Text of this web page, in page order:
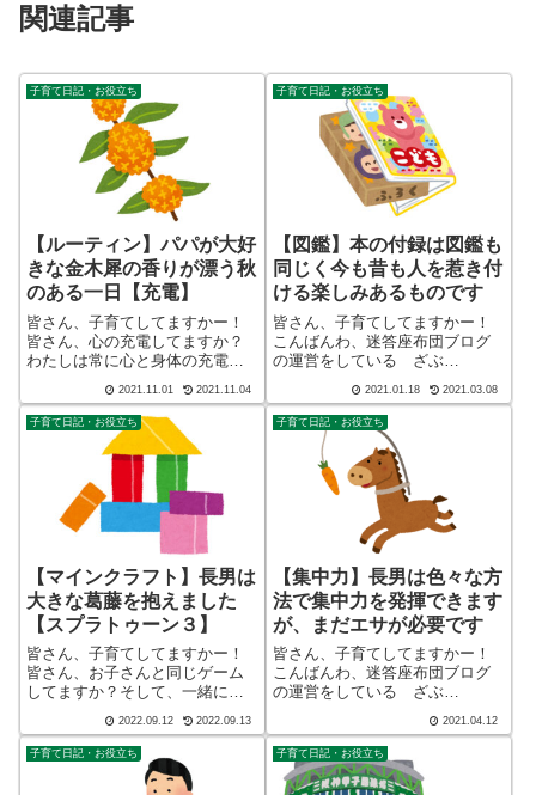
関連記事
子育て日記・お役立ち
【ルーティン】パパが大好
きな金木犀の香りが漂う秋
のある一日【充電】
皆さん、子育てしてますかー！
皆さん、心の充電してますか？
わたしは常に心と身体の充電を
れぞれ充電の方法が異なると思
いますが、子育てしている方で
共通している心の充電は、アレ
ですね！こんばんわ、迷答座布
団ブログの運営を...
2021.11.01 2021.11.04
子育て日記・お役立ち
【図鑑】本の付録は図鑑も
同じく今も昔も人を惹き付
ける楽しみあるものです
皆さん、子育てしてますかー！
こんばんわ、迷答座布団ブログ
の運営をしている ざぶ
は40代でひとり親（シンパパ）
になり、手探り状態のほぼワン
オペで2人の子育てを行っており
ます。※詳しくはプロフィー
2021.01.18 2021.03.08
子育て日記・お役立ち
【マインクラフト】長男は
大きな葛藤を抱えました
【スプラトゥーン３】
皆さん、子育てしてますかー！
皆さん、お子さんと同じゲーム
してますか？そして、一緒に遊
方は、やってみてください、目
を光らせた子どもと確実に会話
増えますよ。こんばんわ、迷答
座布団ブログの運営をしてい
2022.09.12 2022.09.13
子育て日記・お役立ち
【集中力】長男は色々な方
法で集中力を発揮できます
が、まだエサが必要です
皆さん、子育てしてますかー！
こんばんわ、迷答座布団ブログ
の運営をしている ざぶ
は40代でひとり親（シンパパ）
になり、手探り状態のほぼワン
オペで2人の子育てを行っており
ます。※詳しくはプロフィー
2021.04.12
子育て日記・お役立ち 子育て日記・お役立ち